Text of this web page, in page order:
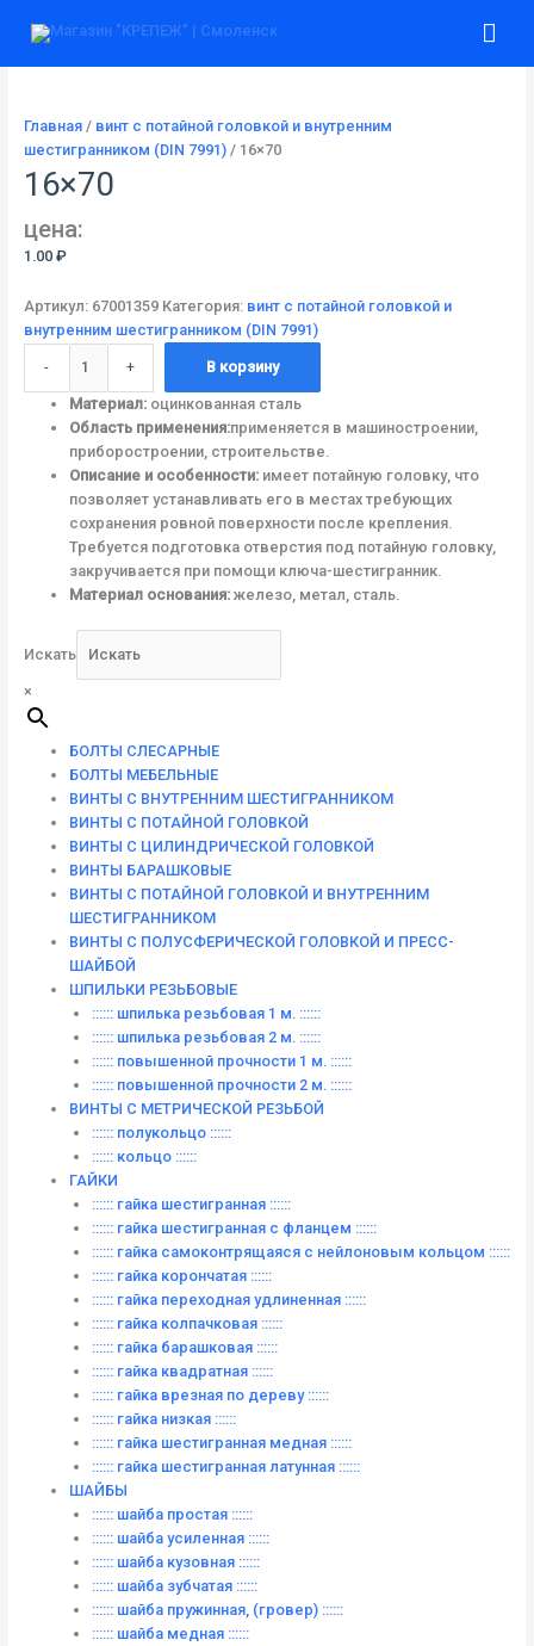
Главная/ винт с потайной головкой и внутренним
шестигранником (DIN 7991)/ 16×70
16×70
цена:
1.00 ₽
Артикул: 67001359 Категория: винт с потайной головкой и
внутренним шестигранником (DIN 7991)
-
товара
+ В корзину
Материал:оцинкованная сталь
Область применения:применяется в машиностроении,
приборостроении, строительстве.
Описание и особенности:имеет потайную головку, что
позволяет устанавливать его в местах требующих
сохранения ровной поверхности после крепления.
Требуется подготовка отверстия под потайную головку,
закручивается при помощи ключа-шестигранник.
Материал основания:железо, метал, сталь.
Искать
×
БОЛТЫ СЛЕСАРНЫЕ
БОЛТЫ МЕБЕЛЬНЫЕ
ВИНТЫ С ВНУТРЕННИМ ШЕСТИГРАННИКОМ
ВИНТЫ С ПОТАЙНОЙ ГОЛОВКОЙ
ВИНТЫ С ЦИЛИНДРИЧЕСКОЙ ГОЛОВКОЙ
ВИНТЫ БАРАШКОВЫЕ
ВИНТЫ С ПОТАЙНОЙ ГОЛОВКОЙ И ВНУТРЕННИМ
ШЕСТИГРАННИКОМ
ВИНТЫ С ПОЛУСФЕРИЧЕСКОЙ ГОЛОВКОЙ И ПРЕСС-
ШАЙБОЙ
ШПИЛЬКИ РЕЗЬБОВЫЕ
:::::: шпилька резьбовая 1 м. ::::::
:::::: шпилька резьбовая 2 м. ::::::
:::::: повышенной прочности 1 м. ::::::
:::::: повышенной прочности 2 м. ::::::
ВИНТЫ C МЕТРИЧЕСКОЙ РЕЗЬБОЙ
:::::: полукольцо ::::::
:::::: кольцо ::::::
ГАЙКИ
:::::: гайка шестигранная ::::::
:::::: гайка шестигранная с фланцем ::::::
:::::: гайка самоконтрящаяся с нейлоновым кольцом ::::::
:::::: гайка корончатая ::::::
:::::: гайка переходная удлиненная ::::::
:::::: гайка колпачковая ::::::
:::::: гайка барашковая ::::::
:::::: гайка квадратная ::::::
:::::: гайка врезная по дереву ::::::
:::::: гайка низкая ::::::
:::::: гайка шестигранная медная ::::::
:::::: гайка шестигранная латунная ::::::
ШАЙБЫ
:::::: шайба простая ::::::
:::::: шайба усиленная ::::::
:::::: шайба кузовная ::::::
:::::: шайба зубчатая ::::::
:::::: шайба пружинная, (гровер) ::::::
:::::: шайба медная ::::::